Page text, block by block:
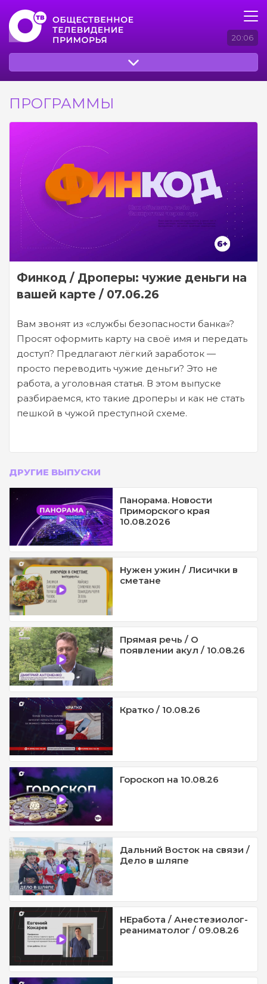
20:06
ПРОГРАММЫ
Финкод / Дроперы: чужие деньги на
вашей карте / 07.06.26
Вам звонят из «службы безопасности банка»?
Просят оформить карту на своё имя и передать
доступ? Предлагают лёгкий заработок —
просто переводить чужие деньги? Это не
работа, а уголовная статья. В этом выпуске
разбираемся, кто такие дроперы и как не стать
пешкой в чужой преступной схеме.
ДРУГИЕ ВЫПУСКИ
Панорама. Новости
Приморского края
10.08.2026
Нужен ужин / Лисички в
сметане
Прямая речь / О
появлении акул / 10.08.26
Кратко / 10.08.26
Гороскоп на 10.08.26
Дальний Восток на связи /
Дело в шляпе
НЕработа / Анестезиолог-
реаниматолог / 09.08.26